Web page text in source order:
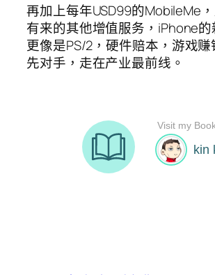
再加上每年USD99的MobileMe
有来的其他增值服务，iPhone
更像是PS/2，硬件赔本，游戏
先对手，走在产业最前线。